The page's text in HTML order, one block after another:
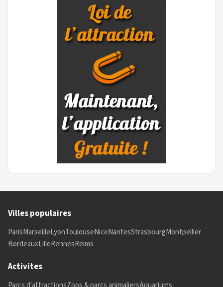
Villes populaires
ParisMarseilleLyonToulouseNiceNantesStrasbourgMontpellier
BordeauxLilleRennesReims
Activites